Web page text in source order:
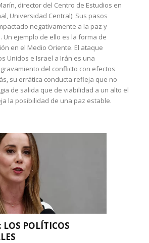
director del Centro de Estudios en
Universidad Central): Sus pasos
negativamente a la paz y
Un ejemplo de ello es la forma de
en el Medio Oriente. El ataque
Unidos e Israel a Irán es una
del conflicto con efectos
su errática conducta refleja que no
de salida que de viabilidad a un alto el
la posibilidad de una paz estable.
LOS POLÍTICOS